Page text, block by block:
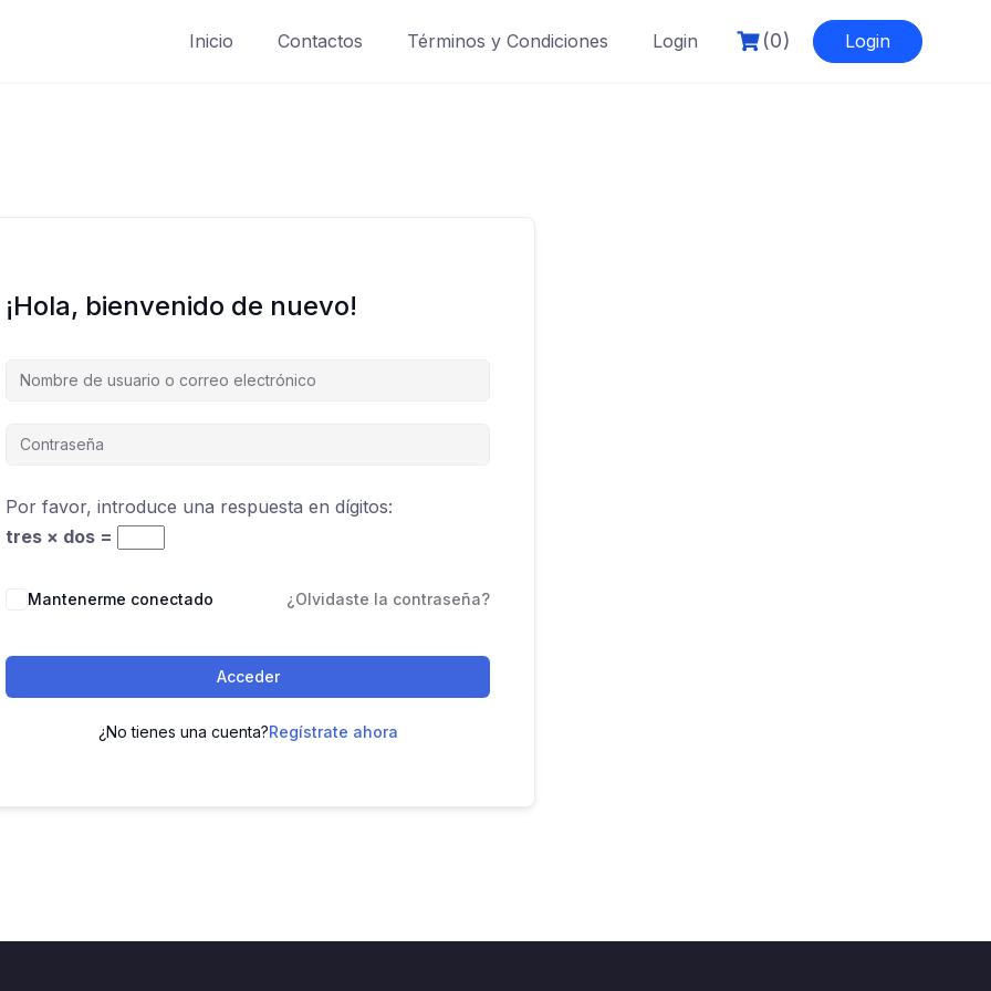
Inicio Contactos Términos y Condiciones Login (0) Login
¡Hola, bienvenido de nuevo!
Por favor, introduce una respuesta en dígitos:
tres × dos =
Mantenerme conectado ¿Olvidaste la contraseña?
Acceder
¿No tienes una cuenta?Regístrate ahora